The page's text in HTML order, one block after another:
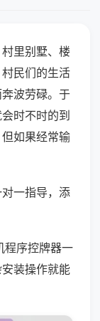
里别墅、楼
民们的生活
波劳碌。于
时不时的到
如果经常输
一指导，添
程序控牌器一
装操作就能